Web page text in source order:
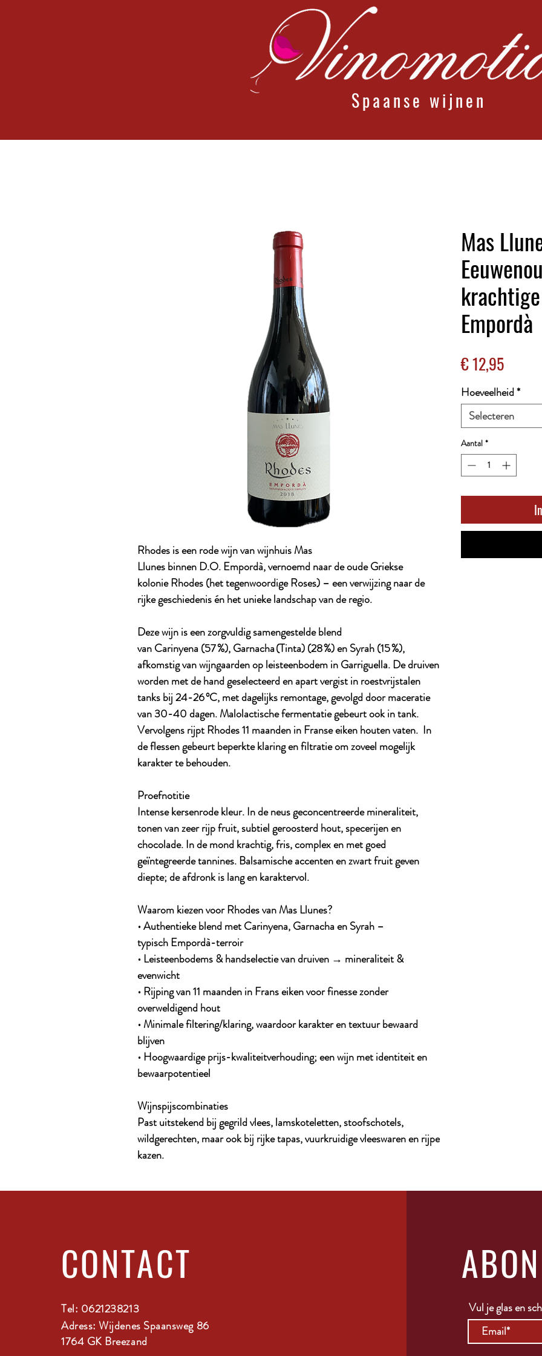
Spaanse wijnen
Rhodes is een rode wijn van wijnhuis Mas
Llunes binnen D.O. Empordà, vernoemd naar de oude Griekse
kolonie Rhodes (het tegenwoordige Roses) – een verwijzing naar de
rijke geschiedenis én het unieke landschap van de regio.
Deze wijn is een zorgvuldig samengestelde blend
van Carinyena (57 %), Garnacha (Tinta) (28 %) en Syrah (15 %),
afkomstig van wijngaarden op leisteenbodem in Garriguella. De druiven
worden met de hand geselecteerd en apart vergist in roestvrijstalen
tanks bij 24-26 °C, met dagelijks remontage, gevolgd door maceratie
van 30-40 dagen. Malolactische fermentatie gebeurt ook in tank.
Vervolgens rijpt Rhodes 11 maanden in Franse eiken houten vaten. In
de flessen gebeurt beperkte klaring en filtratie om zoveel mogelijk
karakter te behouden.
Proefnotitie
Intense kersenrode kleur. In de neus geconcentreerde mineraliteit,
tonen van zeer rijp fruit, subtiel geroosterd hout, specerijen en
chocolade. In de mond krachtig, fris, complex en met goed
geïntegreerde tannines. Balsamische accenten en zwart fruit geven
diepte; de afdronk is lang en karaktervol.
Waarom kiezen voor Rhodes van Mas Llunes?
• Authentieke blend met Carinyena, Garnacha en Syrah –
typisch Empordà-terroir
• Leisteenbodems & handselectie van druiven → mineraliteit &
evenwicht
• Rijping van 11 maanden in Frans eiken voor finesse zonder
overweldigend hout
• Minimale filtering/klaring, waardoor karakter en textuur bewaard
blijven
• Hoogwaardige prijs-kwaliteitverhouding; een wijn met identiteit en
bewaarpotentieel
Wijnspijscombinaties
Past uitstekend bij gegrild vlees, lamskoteletten, stoofschotels,
wildgerechten, maar ook bij rijke tapas, vuurkruidige vleeswaren en rijpe
kazen.
Mas
Empordà
€ 12,95Prijs
Hoeveelheid*
Selecteren
Aantal *
CONTACT
Tel: 0621238213
Adress: Wijdenes Spaansweg 86
1764 GK Breezand
Vul je glas en